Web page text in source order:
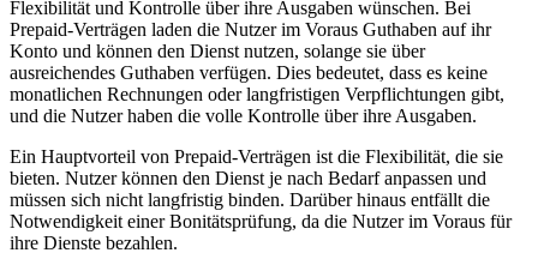
Flexibilität und Kontrolle über ihre Ausgaben wünschen. Bei
Prepaid-Verträgen laden die Nutzer im Voraus Guthaben auf ihr
Konto und können den Dienst nutzen, solange sie über
ausreichendes Guthaben verfügen. Dies bedeutet, dass es keine
monatlichen Rechnungen oder langfristigen Verpflichtungen gibt,
und die Nutzer haben die volle Kontrolle über ihre Ausgaben.
Ein Hauptvorteil von Prepaid-Verträgen ist die Flexibilität, die sie
bieten. Nutzer können den Dienst je nach Bedarf anpassen und
müssen sich nicht langfristig binden. Darüber hinaus entfällt die
Notwendigkeit einer Bonitätsprüfung, da die Nutzer im Voraus für
ihre Dienste bezahlen.